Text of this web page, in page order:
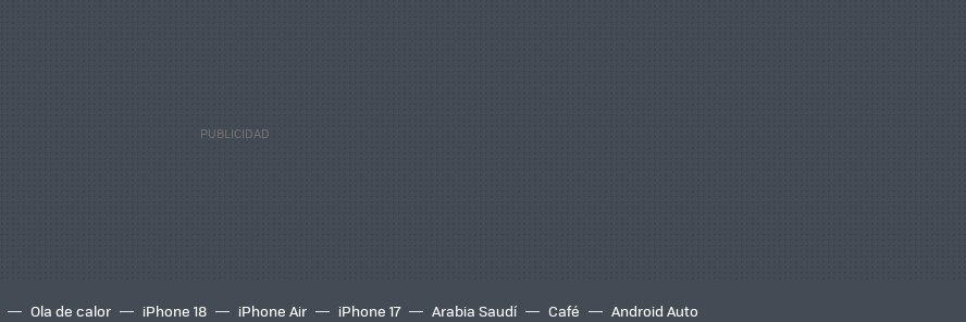
Ola de calor iPhone 18 iPhone Air iPhone 17 Arabia Saudí Café Android Auto